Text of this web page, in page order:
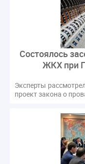
Всероссийское
Жилищная
Зарубежный опыт
Минфин
Проект
Рабочая
Регулирование
СРО регулирование
Совет Федерации
запрет на уступку
информационная
Состоялось
ЖКХ при
Эксперты
проект закона о